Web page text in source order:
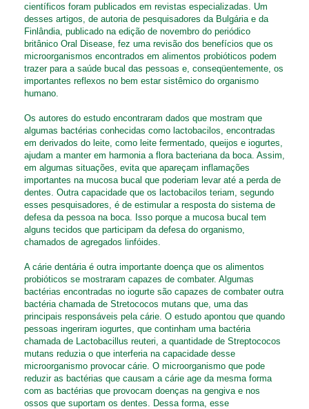
científicos foram publicados em revistas especializadas. Um
desses artigos, de autoria de pesquisadores da Bulgária e da
Finlândia, publicado na edição de novembro do periódico
britânico Oral Disease, fez uma revisão dos benefícios que os
microorganismos encontrados em alimentos probióticos podem
trazer para a saúde bucal das pessoas e, conseqüentemente, os
importantes reflexos no bem estar sistêmico do organismo
humano.
Os autores do estudo encontraram dados que mostram que
algumas bactérias conhecidas como lactobacilos, encontradas
em derivados do leite, como leite fermentado, queijos e iogurtes,
ajudam a manter em harmonia a flora bacteriana da boca. Assim,
em algumas situações, evita que apareçam inflamações
importantes na mucosa bucal que poderiam levar até a perda de
dentes. Outra capacidade que os lactobacilos teriam, segundo
esses pesquisadores, é de estimular a resposta do sistema de
defesa da pessoa na boca. Isso porque a mucosa bucal tem
alguns tecidos que participam da defesa do organismo,
chamados de agregados linfóides.
A cárie dentária é outra importante doença que os alimentos
probióticos se mostraram capazes de combater. Algumas
bactérias encontradas no iogurte são capazes de combater outra
bactéria chamada de Stretococos mutans que, uma das
principais responsáveis pela cárie. O estudo apontou que quando
pessoas ingeriram iogurtes, que continham uma bactéria
chamada de Lactobacillus reuteri, a quantidade de Streptococos
mutans reduzia o que interferia na capacidade desse
microorganismo provocar cárie. O microorganismo que pode
reduzir as bactérias que causam a cárie age da mesma forma
com as bactérias que provocam doenças na gengiva e nos
ossos que suportam os dentes. Dessa forma, esse